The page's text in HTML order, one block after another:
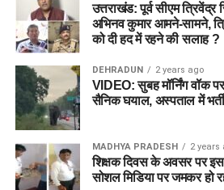
टीम में कम से कम दो तेज गेंदबाज
Mitchell Marsh को कप्तान बनाना
Grand League में Usman
Pick साबित हो सकते हैं।
Ryan Rickelton शानदार फॉर्म में हैं,
रखें।
Joe Clarke Powerplay में तेजी से
उत्तराखंड: पूर्व सीएम त्रिवेंद्र
अभिनव कुमार आमने-सामने,
को दी हद में रहने की सलाह ?
DEHRADUN 2 years ago
VIDEO: सुबह मॉर्निंग वॉक
सैनिक घयाल, अस्पताल में भर्ती
MADHYA PRADESH 2 years
शिक्षक दिवस के अवसर पर इस
सोशल मिडिया पर जमकर हो